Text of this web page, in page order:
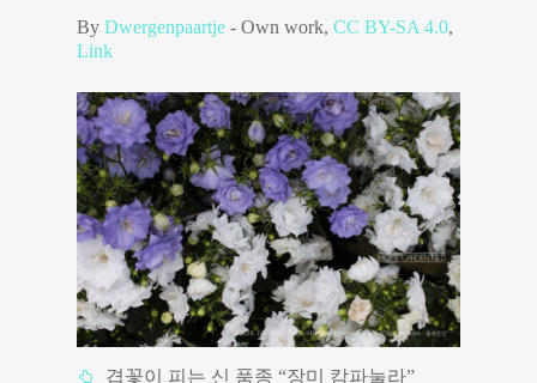
ByDwergenpaartje -Own work,CC BY-SA 4.0,
Link
겹꽃이 피는 신 품종 “장미 캄파눌라”